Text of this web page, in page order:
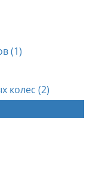
(1)
колес (2)